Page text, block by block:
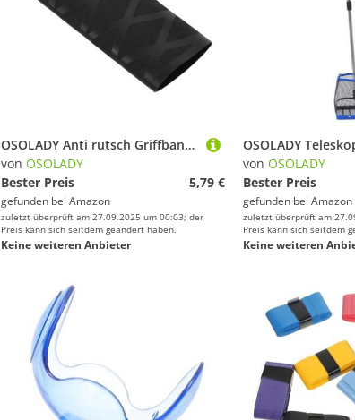
OSOLADY Anti rutsch Griffband für Tischtennis Schlägergriff Rutschfestes Wrap Tape Stilvoller Schwarzer Griffschutz Verbesserte Kontrolle und Bequemlichkeit Geeignet für Motorradlenker
von OSOLADY
Bester Preis
5,79 €
gefunden bei Amazon
zuletzt überprüft am 27.09.2025 um 00:03; der
Preis kann sich seitdem geändert haben.
Keine weiteren Anbieter
von OSOLADY
Bester Preis
gefunden bei Amazon
zuletzt überprüft am
Preis kann sich seitdem
Keine weiteren